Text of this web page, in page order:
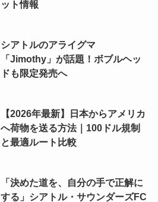
ット情報
シアトルのアライグマ
「Jimothy」が話題！ボブルヘッ
ドも限定発売へ
【2026年最新】日本からアメリカ
へ荷物を送る方法｜100ドル規制
と最適ルート比較
「決めた道を、自分の手で正解に
する」シアトル・サウンダーズFC